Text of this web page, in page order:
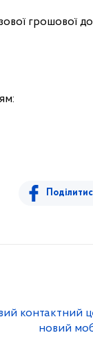
грошової
контактний
новий